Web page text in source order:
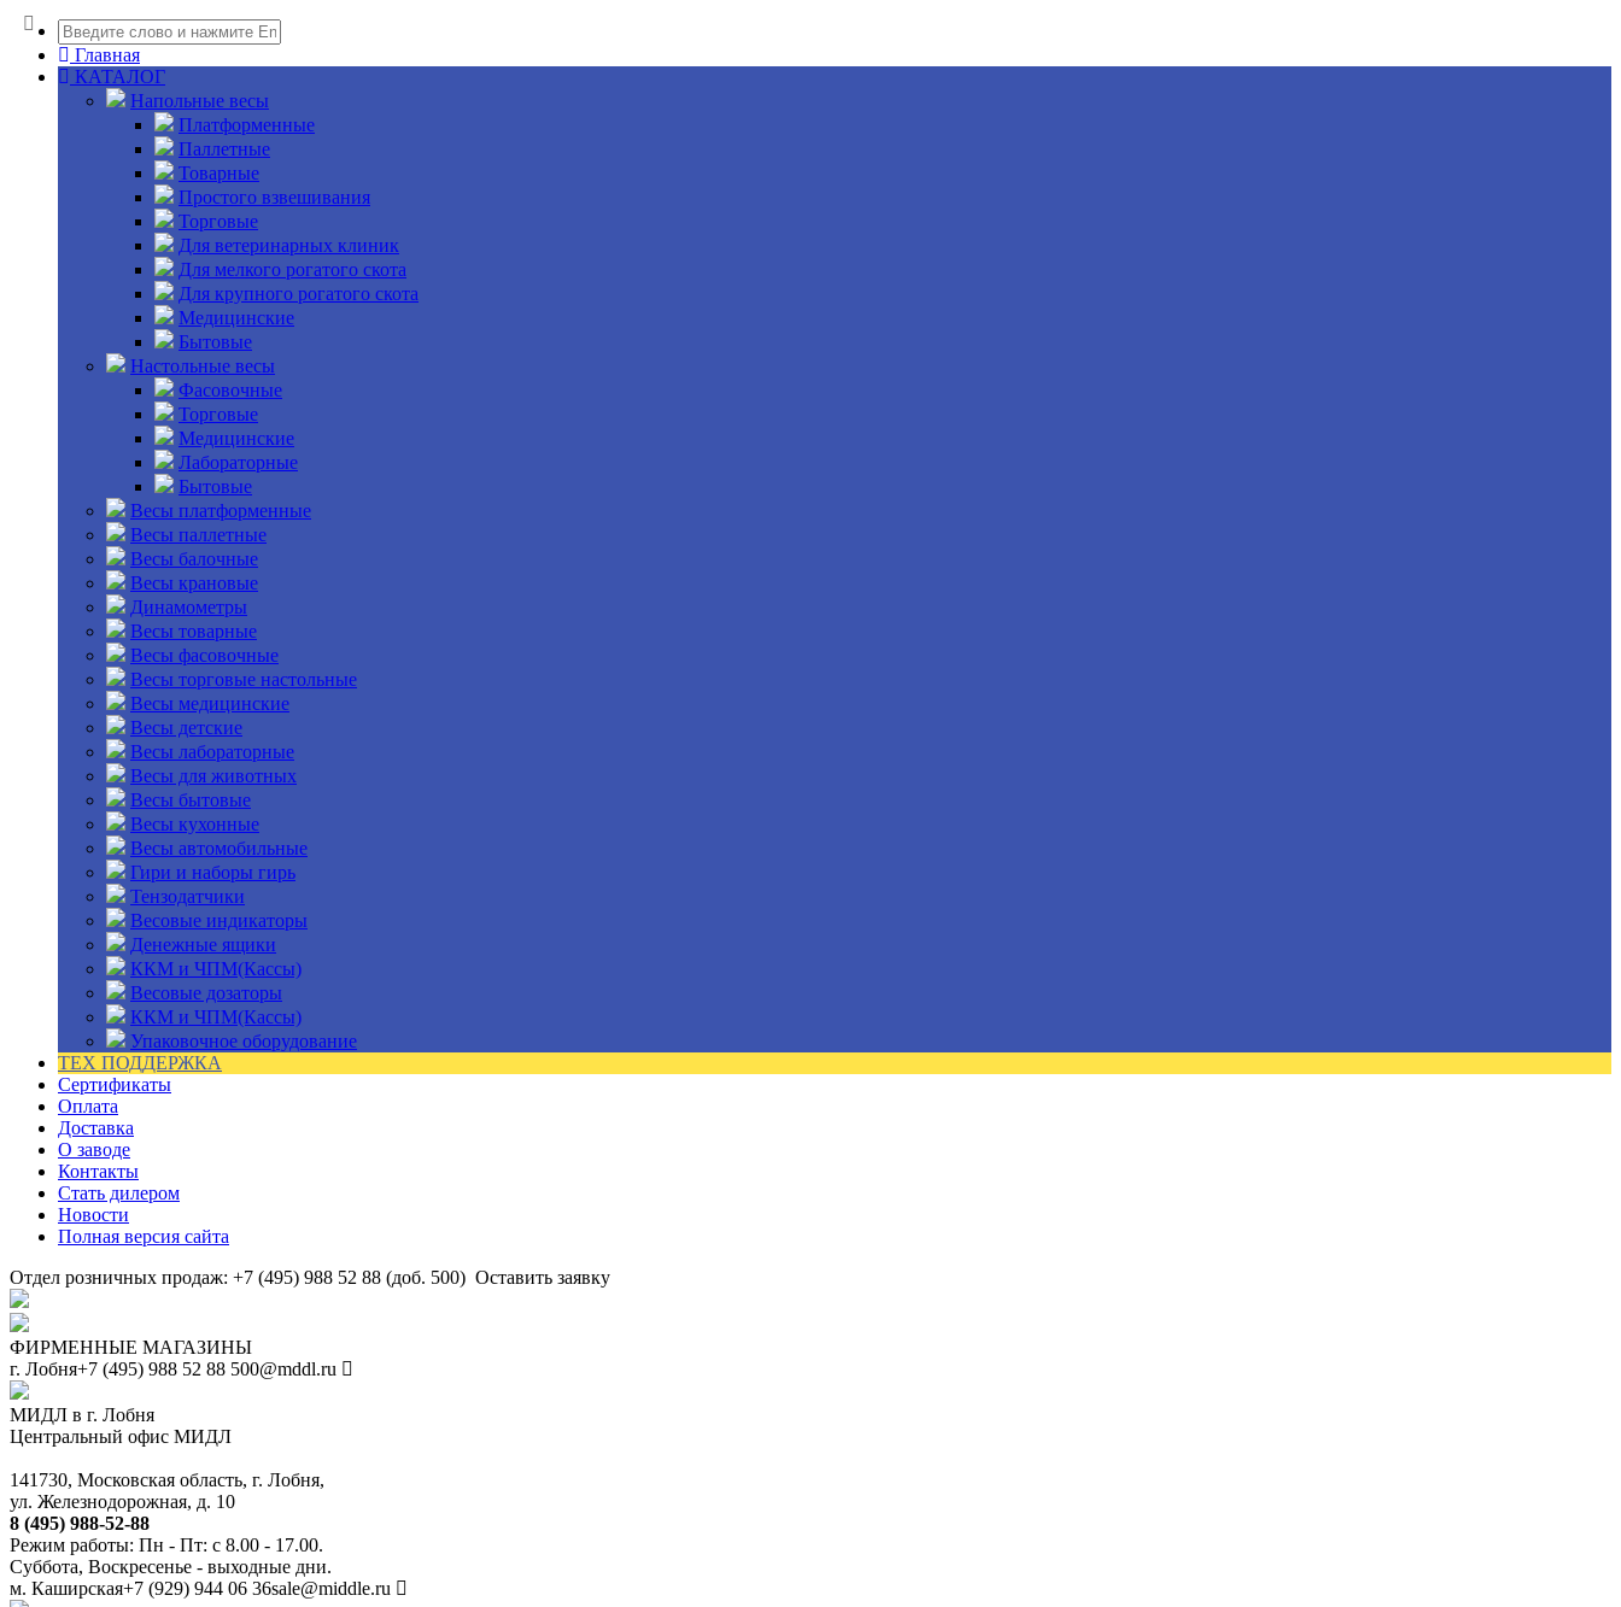
Главная
КАТАЛОГ
Напольные весы
Платформенные
Паллетные
Товарные
Простого взвешивания
Торговые
Для ветеринарных клиник
Для мелкого рогатого скота
Для крупного рогатого скота
Медицинские
Бытовые
Настольные весы
Фасовочные
Торговые
Медицинские
Лабораторные
Бытовые
Весы платформенные
Весы паллетные
Весы балочные
Весы крановые
Динамометры
Весы товарные
Весы фасовочные
Весы торговые настольные
Весы медицинские
Весы детские
Весы лабораторные
Весы для животных
Весы бытовые
Весы кухонные
Весы автомобильные
Гири и наборы гирь
Тензодатчики
Весовые индикаторы
Денежные ящики
ККМ и ЧПМ(Кассы)
Весовые дозаторы
ККМ и ЧПМ(Кассы)
Упаковочное оборудование
ТЕХ ПОДДЕРЖКА
Сертификаты
Оплата
Доставка
О заводе
Контакты
Стать дилером
Новости
Полная версия сайта
Отдел розничных продаж: +7 (495) 988 52 88 (доб. 500) Оставить заявку
ФИРМЕННЫЕ МАГАЗИНЫ
г. Лобня+7 (495) 988 52 88 500@mddl.ru
МИДЛ в г. Лобня
Центральный офис МИДЛ
141730, Московская область, г. Лобня,
ул. Железнодорожная, д. 10
8 (495) 988-52-88
Режим работы: Пн - Пт: с 8.00 - 17.00.
Суббота, Воскресенье - выходные дни.
м. Каширская+7 (929) 944 06 36sale@middle.ru